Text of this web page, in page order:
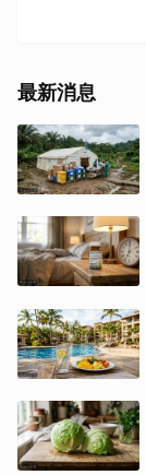
最新消息